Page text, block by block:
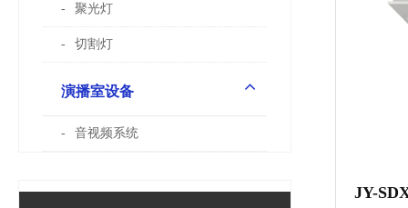
聚光灯
切割灯
演播室设备
音视频系统
JY-